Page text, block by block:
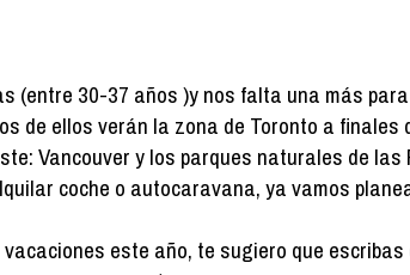
(entre 30-37 años )y nos falta una más
de ellos verán la zona de Toronto a finales
Vancouver y los parques naturales de las
coche o autocaravana, ya vamos
este año, te sugiero que escribas